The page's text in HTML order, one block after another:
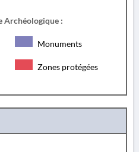
Archéologique :
Monuments
Zones protégées